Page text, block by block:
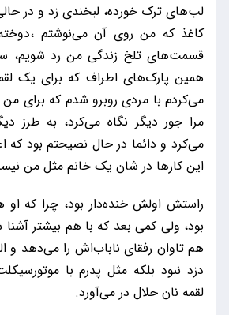
لب‌های ترک خورده، لبخندی زد و در
کاغذ که من روی آن می‌نوشتم
قسمت‌های تلخ زندگی من رد شویم،‌
همین پارک‌های اطراف که برای یک
می‌کردم با مردی روبرو شدم که برای من
مرا جور دیگر نگاه می‌کرد، به طرز
می‌کرد و دائما در حال نصیحتم بود
این کار‌ها در شان یک خانم مثل من
راستش اولش خنده‌دار بود، ‌چرا که
بود، ‌ولی کمی بعد که با هم بیشتر آشنا
هم تاوان رفقای ناباب‌اش را می‌دهد
دزد نبود بلکه مثل پدرم با
لقمه نان حلال در می‌آورد.